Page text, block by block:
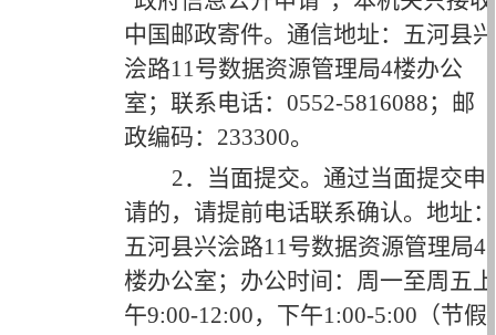
中国邮政寄件。通信地址：五河县兴
浍路11号数据资源管理局4楼办公
室；联系电话： 0552-5816088；邮
政编码： 233300。
2．当面提交。 通过当面提交申
请的，请提前电话联系确认。地址：
五河县兴浍路11号数据资源管理局4
楼办公室；办公时间：周一至周五上
午9:00-12:00，下午1:00-5:00（节假